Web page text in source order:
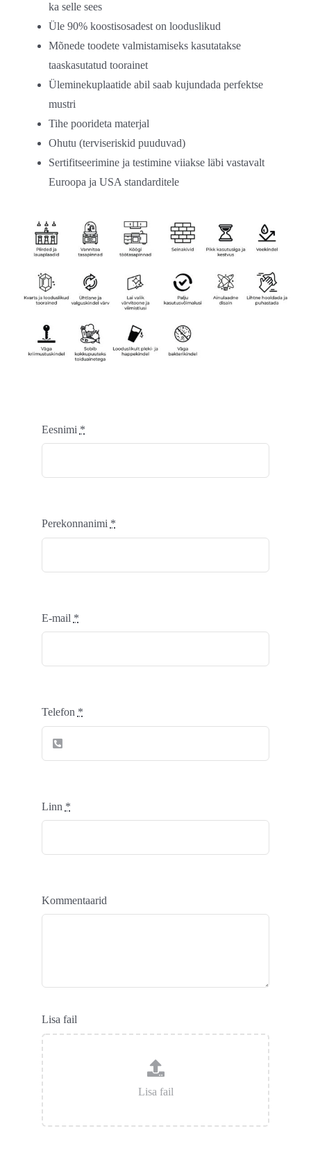
ka selle sees
Üle 90% koostisosadest on looduslikud
Mõnede toodete valmistamiseks kasutatakse
taaskasutatud toorainet
Üleminekuplaatide abil saab kujundada perfektse
mustri
Tihe poorideta materjal
Ohutu (terviseriskid puuduvad)
Sertifitseerimine ja testimine viiakse läbi vastavalt
Euroopa ja USA standarditele
Eesnimi *
Perekonnanimi *
E-mail *
Telefon *
Linn *
Kommentaarid
Lisa fail